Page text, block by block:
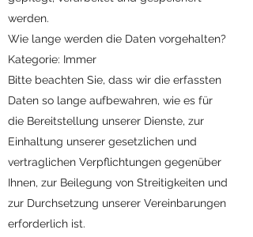
werden.
Wie lange werden die Daten vorgehalten?
Kategorie: Immer
Bitte beachten Sie, dass wir die erfassten
Daten so lange aufbewahren, wie es für
die Bereitstellung unserer Dienste, zur
Einhaltung unserer gesetzlichen und
vertraglichen Verpflichtungen gegenüber
Ihnen, zur Beilegung von Streitigkeiten und
zur Durchsetzung unserer Vereinbarungen
erforderlich ist.